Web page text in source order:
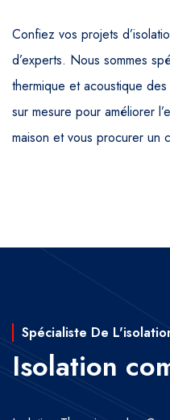
Confiez vos projets
d’experts. Nous sommes
thermique et acoustique
sur mesure pour améliorer
maison et vous procurer un
Spécialiste De
Isolation